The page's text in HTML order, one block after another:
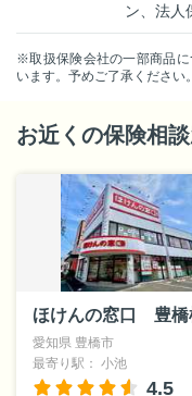
ン、法人
※取扱保険会社の一部商品
います。予めご了承ください。
お近くの保険相
ほけんの窓口 豊橋
愛知県 豊橋市
最寄り駅： 小池
4.5